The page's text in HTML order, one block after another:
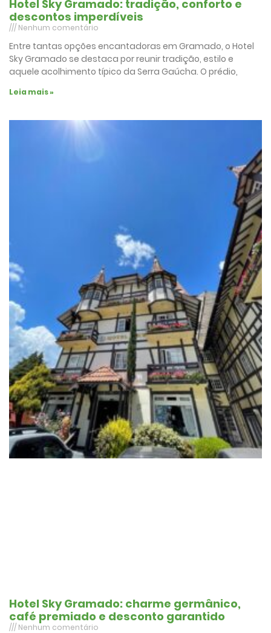
Hotel Sky Gramado: tradição, conforto e
descontos imperdíveis
Nenhum comentário
Entre tantas opções encantadoras em Gramado, o Hotel
Sky Gramado se destaca por reunir tradição, estilo e
aquele acolhimento típico da Serra Gaúcha. O prédio,
Leia mais »
Hotel Sky Gramado: charme germânico,
café premiado e desconto garantido
Nenhum comentário